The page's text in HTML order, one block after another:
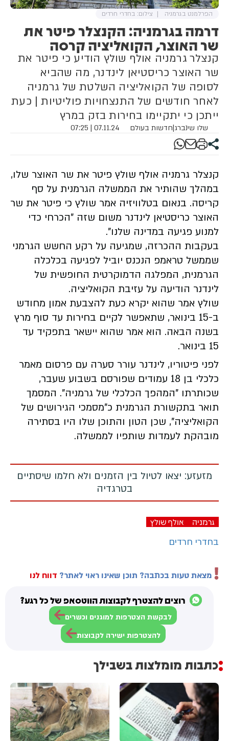
דרמה בגרמניה: הקנצלר פיטר את
שר האוצר, הקואליציה קרסה
קנצלר גרמניה אולף שולץ הודיע ​​כי פיטר את
שר האוצר כריסטיאן לינדנר, מה שהביא
לסופה של הקואליציה השלטת של גרמניה
לאחר חודשים של התנצחויות פוליטיות | כעת
ייתכן כי יתקיימו בחירות בזק במרץ
שלו שינברג|חדשות בעולם 07.11.24 | 07:25
הפרלמנט בגרמניה צילום: בחדרי חרדים
קנצלר גרמניה אולף שולץ פיטר את שר האוצר שלו,
במהלך שהותיר את הממשלה הגרמנית על סף
קריסה. בנאום בטלוויזיה אמר שולץ כי פיטר את שר
האוצר כריסטיאן לינדנר משום שזה "הכרחי כדי
למנוע פגיעה במדינה שלנו".
בעקבות ההכרזה, שמגיעה על רקע החשש הגרמני
שממשל טראמפ הנכנס יוביל לפגיעה בכלכלה
הגרמנית, המפלגה הדמוקרטית החופשית של
לינדנר הודיעה על עזיבת הקואליציה.
שולץ אמר שהוא יקרא כעת להצבעת אמון מחודש
ב-15 בינואר, שתאפשר לקיים בחירות עד סוף מרץ
בשנה הבאה. הוא אמר שהוא יישאר בתפקיד עד
15 בינואר.
לפני פיטוריו, לינדנר עורר סערה עם פרסום מאמר
כלכלי בן 18 עמודים שפורסם בשבוע שעבר,
שכותרתו "המהפך הכלכלי של גרמניה". המסמך
תואר בתקשורת הגרמנית כ"מסמכי הגירושים של
הקואליציה", שכן הטון והתוכן שלו היו בסתירה
מובהקת לעמדות שותפיו לממשלה.
מזעזע: יצאו לטיול בין הזמנים ולא חלמו שיסתיים
בטרגדיה
גרמניה אולף שולץ
בחדרי חרדים
מצאת טעות בכתבה? תוכן שאינו ראוי לאתר? דווח לנו
רוצים להצטרף לקבוצות הווטסאפ של כל רגע?
לבקשת הצטרפות למוגנים וכשרים
להצטרפות ישירה לקבוצות
כתבות מומלצות בשבילך